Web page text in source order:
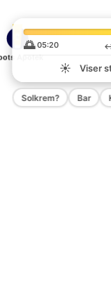
Apotek
🌅 05:20
☀️
Viser
Solkrem? Bar